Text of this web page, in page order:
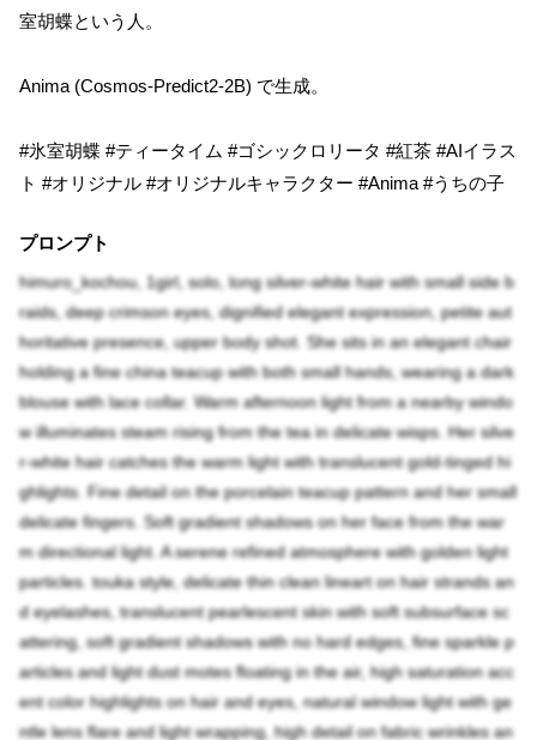
室胡蝶という人。
Anima (Cosmos-Predict2-2B) で生成。
#氷室胡蝶 #ティータイム #ゴシックロリータ #紅茶 #AIイラス
ト #オリジナル #オリジナルキャラクター #Anima #うちの子
プロンプト
himuro_kochou, 1girl, solo, long silver-white hair with small side b
raids, deep crimson eyes, dignified elegant expression, petite aut
horitative presence, upper body shot. She sits in an elegant chair
holding a fine china teacup with both small hands, wearing a dark
blouse with lace collar. Warm afternoon light from a nearby windo
w illuminates steam rising from the tea in delicate wisps. Her silve
r-white hair catches the warm light with translucent gold-tinged hi
ghlights. Fine detail on the porcelain teacup pattern and her small
delicate fingers. Soft gradient shadows on her face from the war
m directional light. A serene refined atmosphere with golden light
particles. touka style, delicate thin clean lineart on hair strands an
d eyelashes, translucent pearlescent skin with soft subsurface sc
attering, soft gradient shadows with no hard edges, fine sparkle p
articles and light dust motes floating in the air, high saturation acc
ent color highlights on hair and eyes, natural window light with ge
ntle lens flare and light wrapping, high detail on fabric wrinkles an